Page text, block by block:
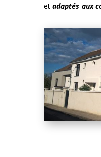
et adaptés aux